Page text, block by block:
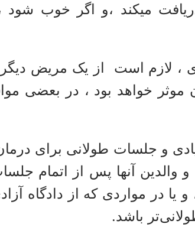
میکند ،و اگر خوب شود
، لازم است از یک مریض
موثر خواهد بود ، در بعضی
و جلسات طولانی برای
و والدین آنها پس از اتمام
یا در مواردی که از دادگاه
باشد.